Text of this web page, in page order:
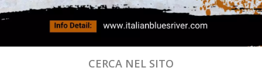
CERCA NEL SITO